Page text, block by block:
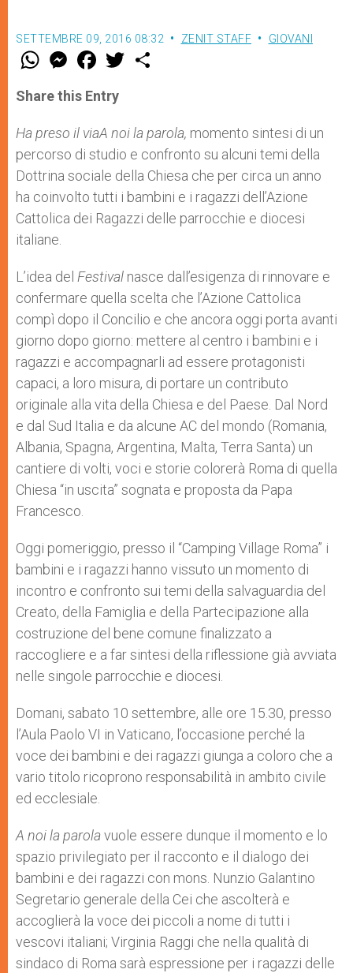
SETTEMBRE 09, 2016 08:32 ZENIT STAFF GIOVANI
W
t
s
p
p
M
e
s
e
g
e
F
a
e
b
o
k
w
r
Share this Entry
Ha preso il viaA noi la parola, momento sintesi di un
percorso di studio e confronto su alcuni temi della
Dottrina sociale della Chiesa che per circa un anno
ha coinvolto tutti i bambini e i ragazzi dell’Azione
Cattolica dei Ragazzi delle parrocchie e diocesi
italiane.
L’idea del Festival nasce dall’esigenza di rinnovare e
confermare quella scelta che l’Azione Cattolica
compì dopo il Concilio e che ancora oggi porta avanti
giorno dopo giorno: mettere al centro i bambini e i
ragazzi e accompagnarli ad essere protagonisti
capaci, a loro misura, di portare un contributo
originale alla vita della Chiesa e del Paese. Dal Nord
e dal Sud Italia e da alcune AC del mondo (Romania,
Albania, Spagna, Argentina, Malta, Terra Santa) un
cantiere di volti, voci e storie colorerà Roma di quella
Chiesa “in uscita” sognata e proposta da Papa
Francesco.
Oggi pomeriggio, presso il “Camping Village Roma” i
bambini e i ragazzi hanno vissuto un momento di
incontro e confronto sui temi della salvaguardia del
Creato, della Famiglia e della Partecipazione alla
costruzione del bene comune finalizzato a
raccogliere e a far sintesi della riflessione già avviata
nelle singole parrocchie e diocesi.
Domani, sabato 10 settembre, alle ore 15.30, presso
l’Aula Paolo VI in Vaticano, l’occasione perché la
voce dei bambini e dei ragazzi giunga a coloro che a
vario titolo ricoprono responsabilità in ambito civile
ed ecclesiale.
A noi la parolavuole essere dunque il momento e lo
spazio privilegiato per il racconto e il dialogo dei
bambini e dei ragazzi con mons. Nunzio Galantino
Segretario generale della Cei che ascolterà e
accoglierà la voce dei piccoli a nome di tutti i
vescovi italiani; Virginia Raggi che nella qualità di
sindaco di Roma sarà espressione per i ragazzi delle